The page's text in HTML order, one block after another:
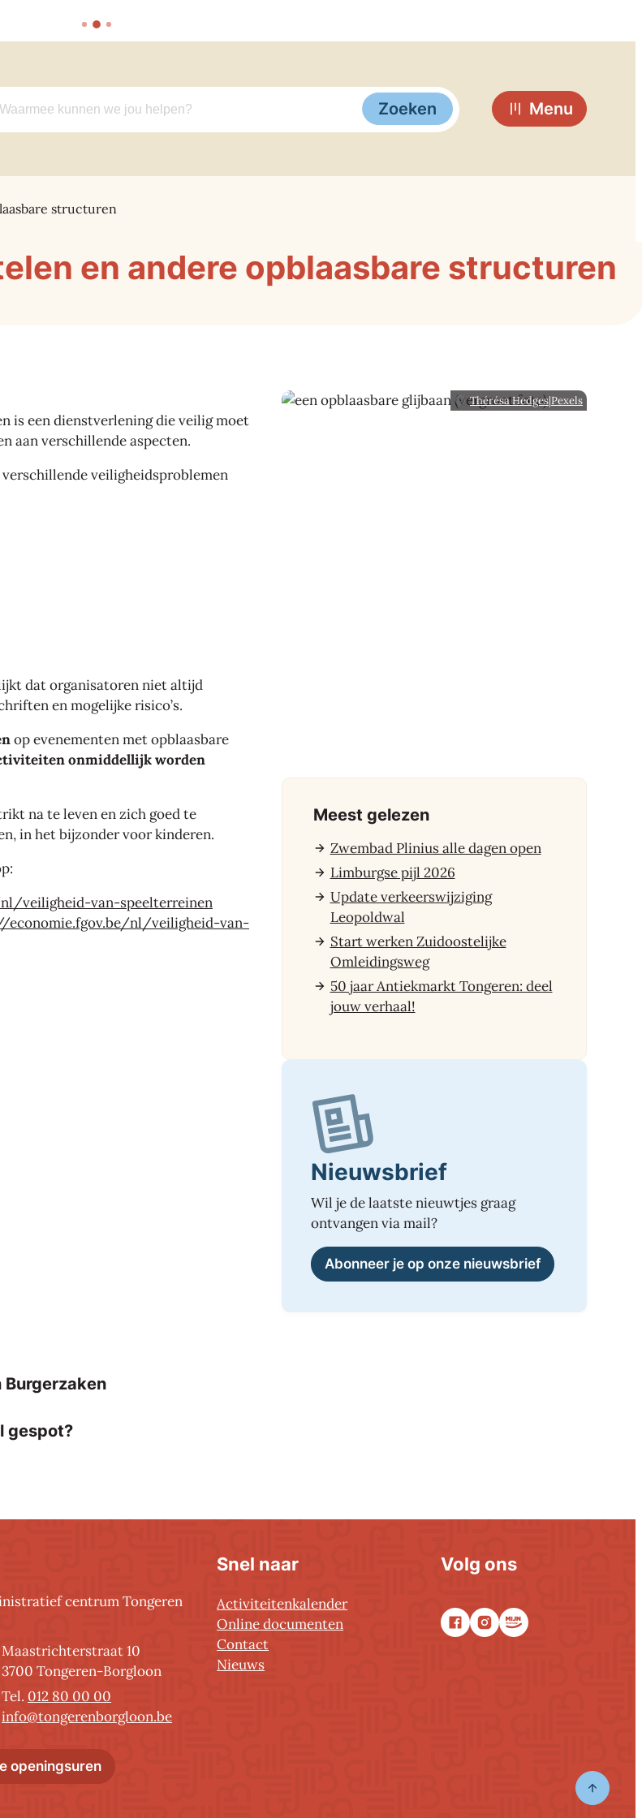
kunnen we jou helpen?
Zoeken Menu
structuren
en andere opblaasbare structuren
is een dienstverlening die veilig moet
aan verschillende aspecten.
veiligheidsproblemen
dat organisatoren niet altijd
en mogelijke risico’s.
op evenementen met opblaasbare
onmiddellijk worden
na te leven en zich goed te
in het bijzonder voor kinderen.
veiligheid-van-speelterreinen
economie.fgov.be/nl/veiligheid-van-
Thérésa Hedges|Pexels
Meest gelezen
Zwembad Plinius alle dagen open
Limburgse pijl 2026
Update verkeerswijziging
Leopoldwal
Start werken Zuidoostelijke
Omleidingsweg
50 jaar Antiekmarkt Tongeren: deel
jouw verhaal!
Nieuwsbrief
Wil je de laatste nieuwtjes graag
ontvangen via mail?
Abonneer je op onze nieuwsbrief
gespot?
Borgloon
centrum Tongeren
Maastrichterstraat 10
,3700 Tongeren-Borgloon
012 80 00 00
info@tongerenborgloon.be
openingsurenAdministratief centrum Tongeren
Snel naar
Activiteitenkalender
Online documenten
Contact
Nieuws
Volg ons
Facebook
InstagramStadsapp
Naar